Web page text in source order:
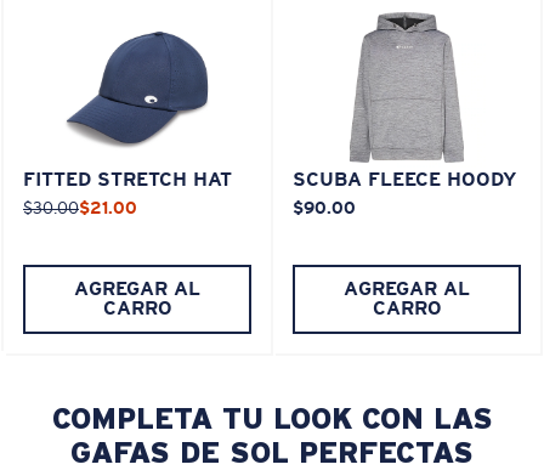
FITTED STRETCH HAT
$30.00$21.00
AGREGAR AL
CARRO
SCUBA FLEECE HOODY
$90.00
AGREGAR AL
CARRO
COMPLETA TU LOOK CON LAS
GAFAS DE SOL PERFECTAS